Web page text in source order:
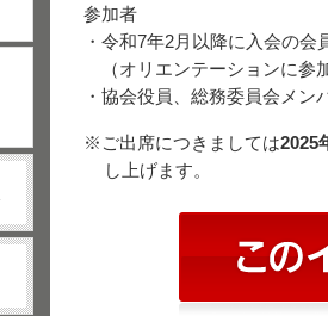
参加者
・令和7年2月以降に入会の会
（オリエンテーションに参
・協会役員、総務委員会メン
※ご出席につきましては2025
し上げます。